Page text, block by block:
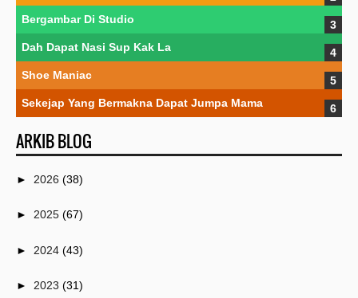
Bergambar Di Studio
Dah Dapat Nasi Sup Kak La
Shoe Maniac
Sekejap Yang Bermakna Dapat Jumpa Mama
ARKIB BLOG
► 2026 (38)
► 2025 (67)
► 2024 (43)
► 2023 (31)